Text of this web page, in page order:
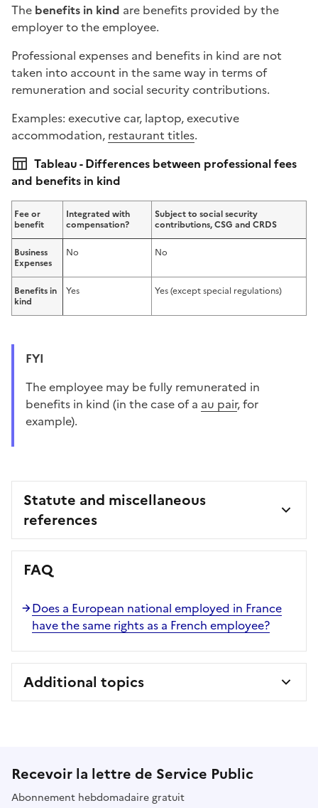
The benefits in kind are benefits provided by the
employer to the employee.
Professional expenses and benefits in kind are not
taken into account in the same way in terms of
remuneration and social security contributions.
Examples: executive car, laptop, executive
accommodation, restaurant titles.
Tableau - Differences between professional fees
and benefits in kind
Fee or
benefit
Integrated with
compensation?
Subject to social security
contributions, CSG and CRDS
Business
Expenses
No No
Benefits in
kind
Yes Yes (except special regulations)
FYI
The employee may be fully remunerated in
benefits in kind (in the case of a au pair, for
example).
Statute and miscellaneous
references
FAQ
Does a European national employed in France
have the same rights as a French employee?
Additional topics
Recevoir la lettre de Service Public
Abonnement hebdomadaire gratuit